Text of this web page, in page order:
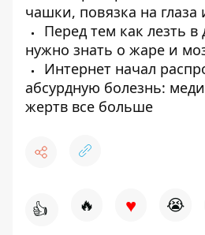
чашки, повязка на глаза
Перед тем как лезть в
нужно знать о жаре и
Интернет начал
абсурдную болезнь:
жертв все больше
👍 🔥 ♥ 😭